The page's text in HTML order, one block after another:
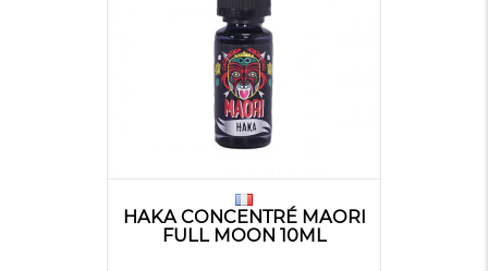
HAKA CONCENTRÉ MAORI
FULL MOON 10ML